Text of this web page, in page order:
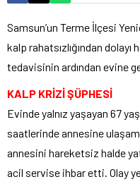
Samsun’un Terme İlçesi
kalp rahatsızlığından
tedavisinin ardından evine
KALP KRİZİ ŞÜPHESİ
Evinde yalnız yaşayan 67
saatlerinde annesine
annesini hareketsiz halde
acil servise ihbar etti. Olay